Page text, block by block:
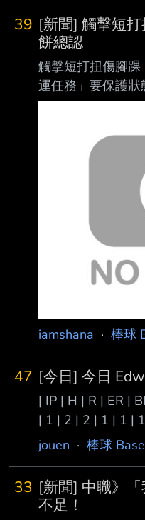
勝欲望。」談起今
鄭浩均， 中信兄
跟去年的差別就在
去年 那麼強烈。
敗、防禦率6.72，
第3度下二軍。除
下二軍 可
39 [新聞] 觸擊短
餅總認
觸擊短打扭傷腳
運任務」要保護
2026/08/08
運國手張翔卻在9
似扭傷腳踝，9日
是太嚴重，但確
隊捕手張翔在執
腳踝，賽後餅總
日賽前他以也更
重，因為有腫脹
iamshana · 棒球
47 [今日] 今日
| IP | H | R | ER |
| 1 | 2 | 2 | 1 | 1 |
搞到滿壘 驚險下
下去 道奇七連敗
jouen · 棒球
33 [新聞] 中職》
不足！